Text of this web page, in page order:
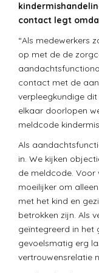
contact legt
“Als medewerkers
op met de de
contact met de
verpleegkundige
elkaar doorlopen
meldcode
Als
in. We kijken
de meldcode. Voor
moeilijker om
met het kind en
betrokken zijn. Als
geïntegreerd in
gevoelsmatig erg
vertrouwensrelatie